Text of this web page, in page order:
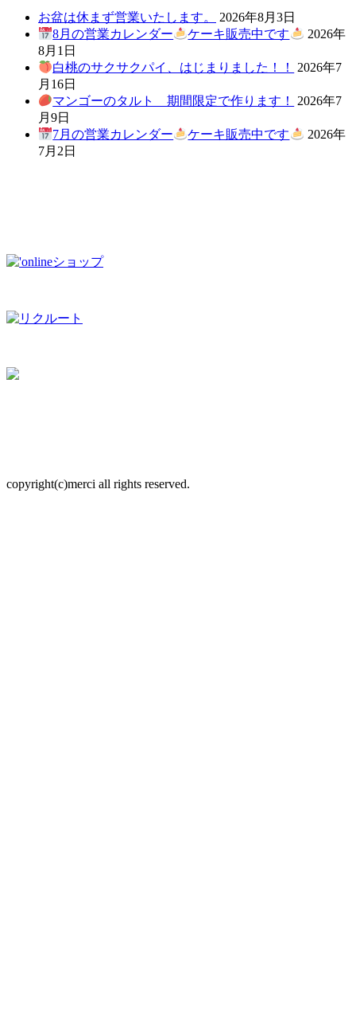
お盆は休まず営業いたします。
2026年8月3日
8月の営業カレンダー
ケーキ販売中です
2026年
8月1日
白桃のサクサクパイ、はじまりました！！
2026年7
月16日
マンゴーのタルト 期間限定で作ります！
2026年7
月9日
7月の営業カレンダー
ケーキ販売中です
2026年
7月2日
copyright(c)merci all rights reserved.